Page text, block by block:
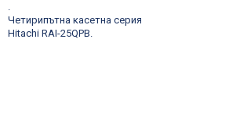
Четирипътна касетна серия
Hitachi RAI-25QPB